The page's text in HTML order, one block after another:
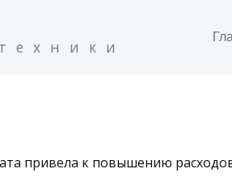
привела к повышению